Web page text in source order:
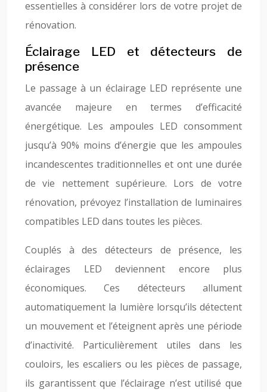
essentielles à considérer lors de votre projet de
rénovation.
Éclairage LED et détecteurs de
présence
Le passage à un éclairage LED représente une
avancée majeure en termes d’efficacité
énergétique. Les ampoules LED consomment
jusqu’à 90% moins d’énergie que les ampoules
incandescentes traditionnelles et ont une durée
de vie nettement supérieure. Lors de votre
rénovation, prévoyez l’installation de luminaires
compatibles LED dans toutes les pièces.
Couplés à des détecteurs de présence, les
éclairages LED deviennent encore plus
économiques. Ces détecteurs allument
automatiquement la lumière lorsqu’ils détectent
un mouvement et l’éteignent après une période
d’inactivité. Particulièrement utiles dans les
couloirs, les escaliers ou les pièces de passage,
ils garantissent que l’éclairage n’est utilisé que